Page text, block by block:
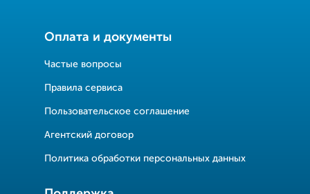
Оплата и документы
Частые вопросы
Правила сервиса
Пользовательское соглашение
Агентский договор
Политика обработки персональных данных